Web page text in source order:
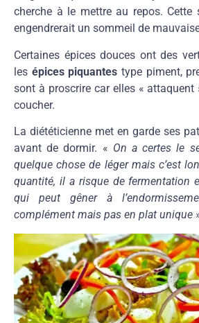
cherche à le mettre au repos. Cette
engendrerait un sommeil de
Certaines épices douces ont des
les épices piquantes type piment,
sont à proscrire car elles « attaquent
coucher.
La diététicienne met en garde ses
avant de dormir. « On a certes le
quelque chose de léger mais c’est
quantité, il a risque de fermentation
qui peut gêner à
complément mais pas en plat unique